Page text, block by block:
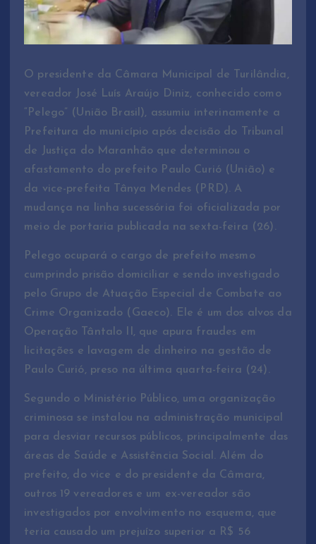
O presidente da Câmara Municipal de Turilândia,
vereador José Luís Araújo Diniz, conhecido como
“Pelego” (União Brasil), assumiu interinamente a
Prefeitura do município após decisão do Tribunal
de Justiça do Maranhão que determinou o
afastamento do prefeito Paulo Curió (União) e
da vice-prefeita Tânya Mendes (PRD). A
mudança na linha sucessória foi oficializada por
meio de portaria publicada na sexta-feira (26).
Pelego ocupará o cargo de prefeito mesmo
cumprindo prisão domiciliar e sendo investigado
pelo Grupo de Atuação Especial de Combate ao
Crime Organizado (Gaeco). Ele é um dos alvos da
Operação Tântalo II, que apura fraudes em
licitações e lavagem de dinheiro na gestão de
Paulo Curió, preso na última quarta-feira (24).
Segundo o Ministério Público, uma organização
criminosa se instalou na administração municipal
para desviar recursos públicos, principalmente das
áreas de Saúde e Assistência Social. Além do
prefeito, do vice e do presidente da Câmara,
outros 19 vereadores e um ex-vereador são
investigados por envolvimento no esquema, que
teria causado um prejuízo superior a R$ 56